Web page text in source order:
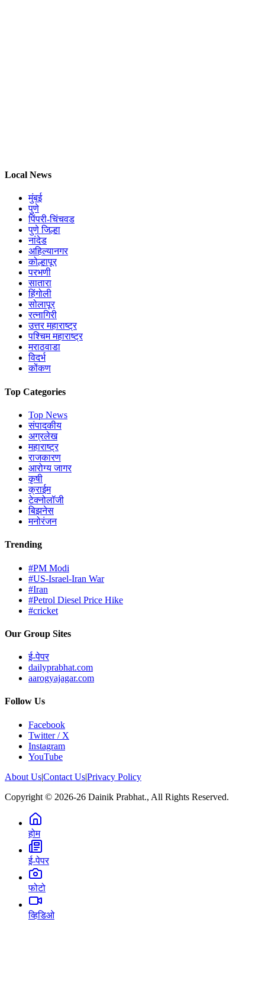
Local News
मुंबई
पुणे
पिंपरी-चिंचवड
पुणे जिल्हा
नांदेड
अहिल्यानगर
कोल्हापूर
परभणी
सातारा
हिंगोली
सोलापूर
रत्नागिरी
उत्तर महाराष्ट्र
पश्चिम महाराष्ट्र
मराठवाडा
विदर्भ
कोंकण
Top Categories
Top News
संपादकीय
अग्रलेख
महाराष्ट्र
राजकारण
आरोग्य जागर
कृषी
क्राईम
टेक्नोलॉजी
बिझनेस
मनोरंजन
Trending
#PM Modi
#US-Israel-Iran War
#Iran
#Petrol Diesel Price Hike
#cricket
Our Group Sites
ई-पेपर
dailyprabhat.com
aarogyajagar.com
Follow Us
Facebook
Twitter / X
Instagram
YouTube
About Us|Contact Us|Privacy Policy
Copyright © 2026-26 Dainik Prabhat., All Rights Reserved.
होम
ई-पेपर
फोटो
व्हिडिओ